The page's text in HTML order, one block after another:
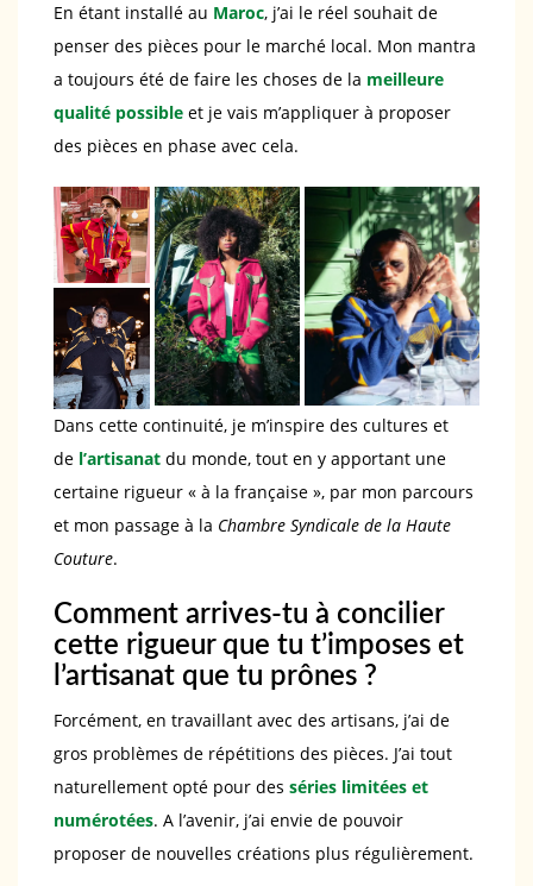
En étant installé au Maroc, j’ai le réel souhait de
penser des pièces pour le marché local. Mon mantra
a toujours été de faire les choses de la meilleure
qualité possible et je vais m’appliquer à proposer
des pièces en phase avec cela.
Dans cette continuité, je m’inspire des cultures et
de l’artisanat du monde, tout en y apportant une
certaine rigueur « à la française », par mon parcours
et mon passage à la Chambre Syndicale de la Haute
Couture.
Comment arrives-tu à concilier
cette rigueur que tu t’imposes et
l’artisanat que tu prônes ?
Forcément, en travaillant avec des artisans, j’ai de
gros problèmes de répétitions des pièces. J’ai tout
naturellement opté pour des séries limitées et
numérotées. A l’avenir, j’ai envie de pouvoir
proposer de nouvelles créations plus régulièrement.